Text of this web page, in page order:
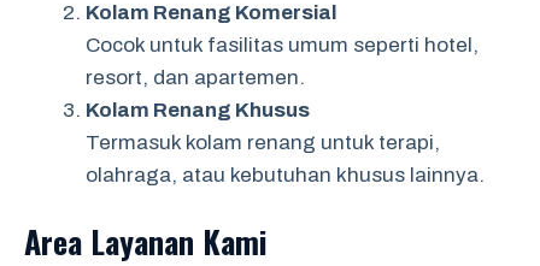
Kolam Renang Komersial
Cocok untuk fasilitas umum seperti hotel,
resort, dan apartemen.
Kolam Renang Khusus
Termasuk kolam renang untuk terapi,
olahraga, atau kebutuhan khusus lainnya.
Area Layanan Kami